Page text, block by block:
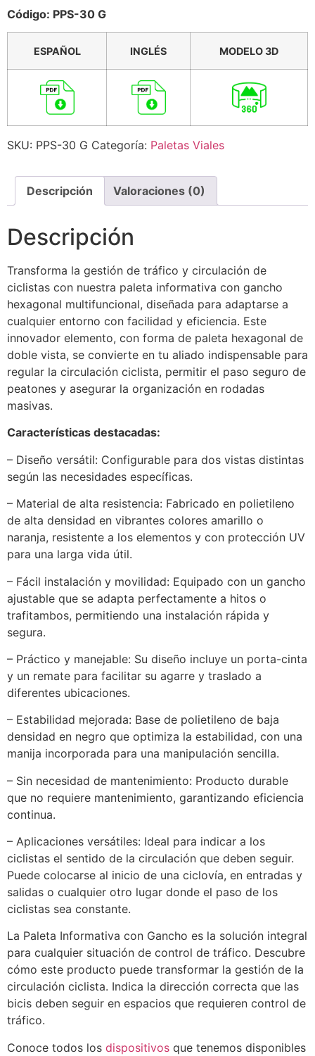
Código: PPS-30 G
ESPAÑOL INGLÉS MODELO 3D
SKU: PPS-30 G Categoría: Paletas Viales
Descripción Valoraciones (0)
Descripción
Transforma la gestión de tráfico y circulación de
ciclistas con nuestra paleta informativa con gancho
hexagonal multifuncional, diseñada para adaptarse a
cualquier entorno con facilidad y eficiencia. Este
innovador elemento, con forma de paleta hexagonal de
doble vista, se convierte en tu aliado indispensable para
regular la circulación ciclista, permitir el paso seguro de
peatones y asegurar la organización en rodadas
masivas.
Características destacadas:
– Diseño versátil: Configurable para dos vistas distintas
según las necesidades específicas.
– Material de alta resistencia: Fabricado en polietileno
de alta densidad en vibrantes colores amarillo o
naranja, resistente a los elementos y con protección UV
para una larga vida útil.
– Fácil instalación y movilidad: Equipado con un gancho
ajustable que se adapta perfectamente a hitos o
trafitambos, permitiendo una instalación rápida y
segura.
– Práctico y manejable: Su diseño incluye un porta-cinta
y un remate para facilitar su agarre y traslado a
diferentes ubicaciones.
– Estabilidad mejorada: Base de polietileno de baja
densidad en negro que optimiza la estabilidad, con una
manija incorporada para una manipulación sencilla.
– Sin necesidad de mantenimiento: Producto durable
que no requiere mantenimiento, garantizando eficiencia
continua.
– Aplicaciones versátiles: Ideal para indicar a los
ciclistas el sentido de la circulación que deben seguir.
Puede colocarse al inicio de una ciclovía, en entradas y
salidas o cualquier otro lugar donde el paso de los
ciclistas sea constante.
La Paleta Informativa con Gancho es la solución integral
para cualquier situación de control de tráfico. Descubre
cómo este producto puede transformar la gestión de la
circulación ciclista. Indica la dirección correcta que las
bicis deben seguir en espacios que requieren control de
tráfico.
Conoce todos los dispositivos que tenemos disponibles